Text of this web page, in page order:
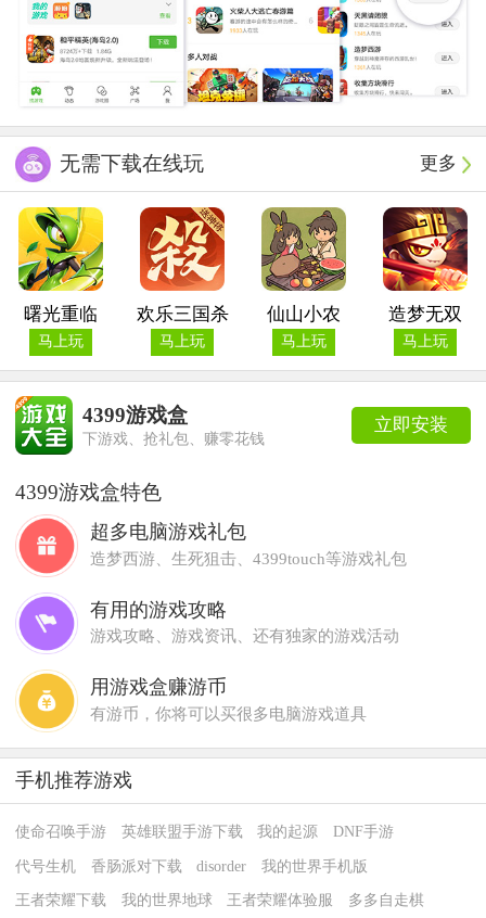
更多
无需下载在线玩
曙光重临
马上玩
欢乐三国杀
马上玩
仙山小农
马上玩
造梦无双
马上玩
立即安装
4399游戏盒
下游戏、抢礼包、赚零花钱
4399游戏盒特色
超多电脑游戏礼包
造梦西游、生死狙击、4399touch等游戏礼包
有用的游戏攻略
游戏攻略、游戏资讯、还有独家的游戏活动
用游戏盒赚游币
有游币，你将可以买很多电脑游戏道具
手机推荐游戏
使命召唤手游 英雄联盟手游下载 我的起源 DNF手游
代号生机 香肠派对下载 disorder 我的世界手机版
王者荣耀下载 我的世界地球 王者荣耀体验服 多多自走棋